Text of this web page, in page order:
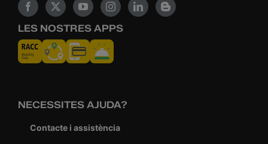
LES NOSTRES APPS
NECESSITES AJUDA?
Contacte i assistència